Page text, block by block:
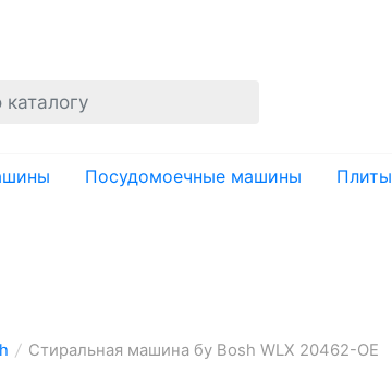
Посудомоечные машины Плиты
/ Стиральная машина бу Bosh WLX 20462-OE